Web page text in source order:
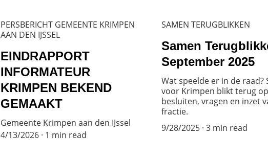
PERSBERICHT GEMEENTE KRIMPEN
AAN DEN IJSSEL
EINDRAPPORT
INFORMATEUR
KRIMPEN BEKEND
GEMAAKT
Gemeente Krimpen aan den IJssel
4/13/2026 1 min read
SAMEN TERUGBLIKKEN
Samen
September 2025
Wat speelde er in de raad?
voor Krimpen blikt terug
besluiten, vragen en inzet
fractie.
9/28/2025 3 min read